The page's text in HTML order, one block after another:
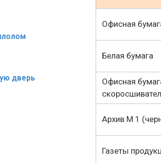
Офисная
Белая бумага
Офисная
Архив М 1
Газеты
дверь